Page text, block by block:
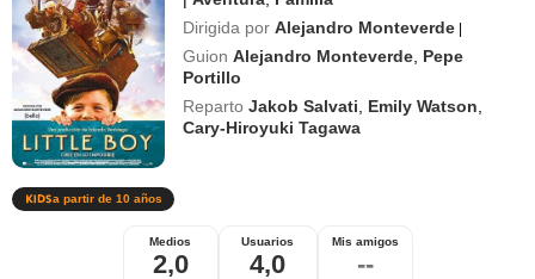
Dirigida por Alejandro Monteverde |
Guion Alejandro Monteverde Pepe
Portillo
Reparto Jakob Salvati Emily Watson
Cary-Hiroyuki Tagawa
a partir de 10 años
Medios
2,0
Usuarios
4,0
Mis amigos
--